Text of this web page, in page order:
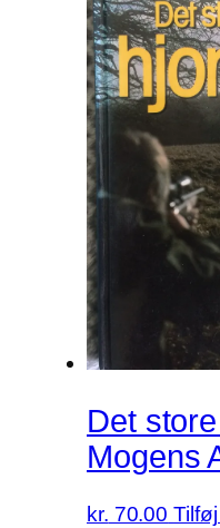
Det
Mogens
kr. 70.00